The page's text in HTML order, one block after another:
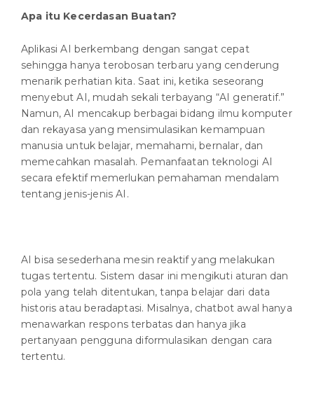
Apa itu Kecerdasan Buatan?
Aplikasi AI berkembang dengan sangat cepat
sehingga hanya terobosan terbaru yang cenderung
menarik perhatian kita. Saat ini, ketika seseorang
menyebut AI, mudah sekali terbayang “AI generatif.”
Namun, AI mencakup berbagai bidang ilmu komputer
dan rekayasa yang mensimulasikan kemampuan
manusia untuk belajar, memahami, bernalar, dan
memecahkan masalah. Pemanfaatan teknologi AI
secara efektif memerlukan pemahaman mendalam
tentang jenis-jenis AI.
AI bisa sesederhana mesin reaktif yang melakukan
tugas tertentu. Sistem dasar ini mengikuti aturan dan
pola yang telah ditentukan, tanpa belajar dari data
historis atau beradaptasi. Misalnya, chatbot awal hanya
menawarkan respons terbatas dan hanya jika
pertanyaan pengguna diformulasikan dengan cara
tertentu.